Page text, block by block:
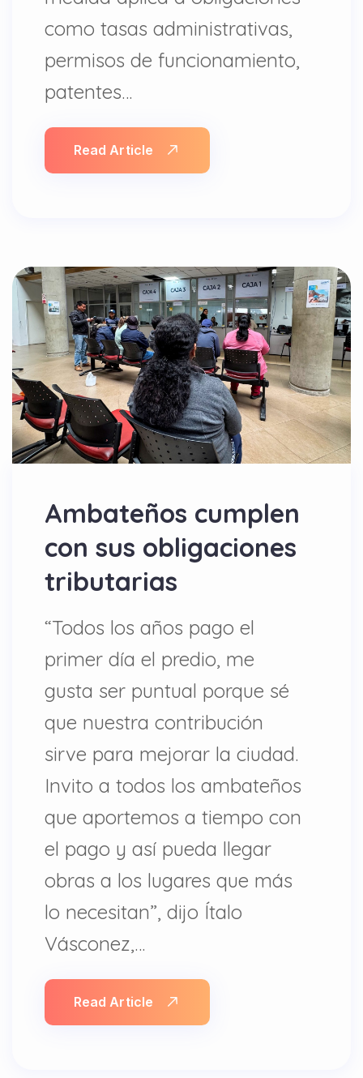
como tasas administrativas,
permisos de funcionamiento,
patentes…
Read Article
Ambateños cumplen
con sus obligaciones
tributarias
“Todos los años pago el
primer día el predio, me
gusta ser puntual porque sé
que nuestra contribución
sirve para mejorar la ciudad.
Invito a todos los ambateños
que aportemos a tiempo con
el pago y así pueda llegar
obras a los lugares que más
lo necesitan”, dijo Ítalo
Vásconez,…
Read Article